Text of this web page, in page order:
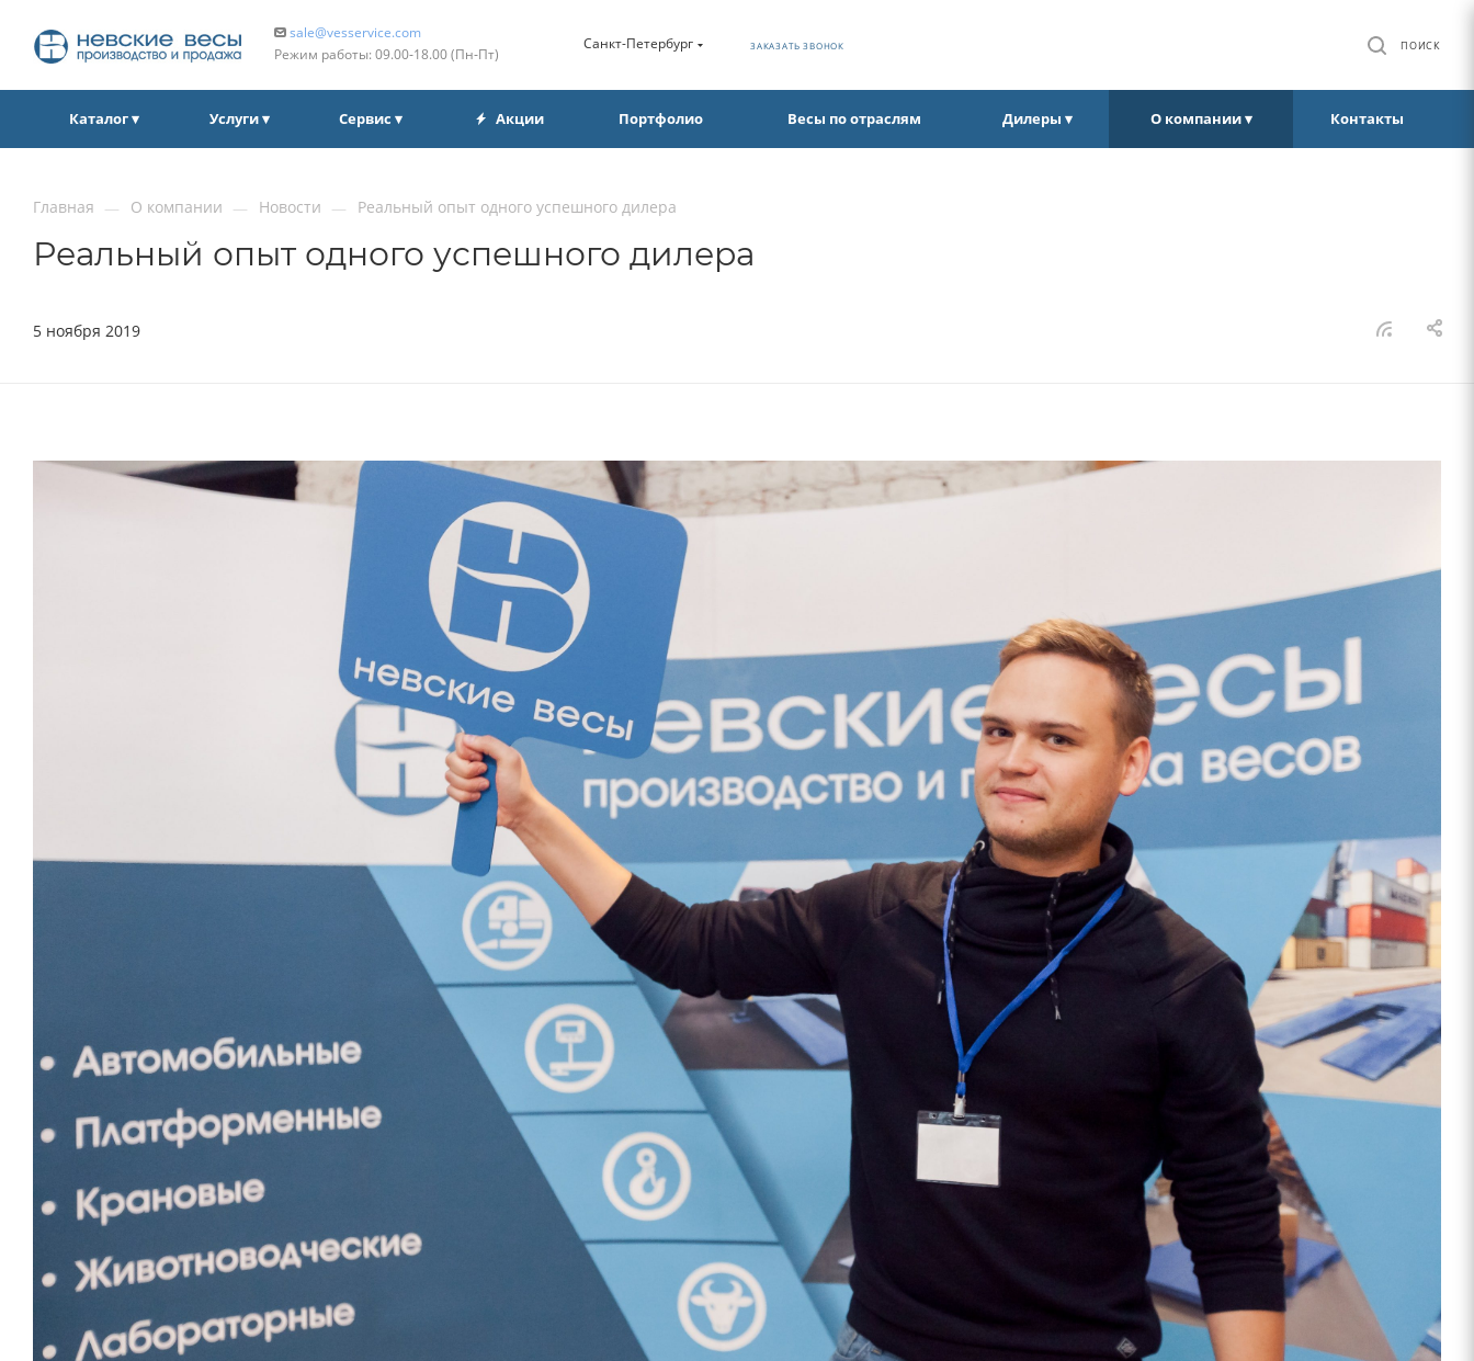
sale@vesservice.com
Режим работы: 09.00‑18.00 (Пн‑Пт)
Санкт-Петербург ЗАКАЗАТЬ ЗВОНОК ПОИСК
Каталог ▾ Услуги ▾ Сервис ▾ Акции Портфолио Весы по отраслям Дилеры ▾ О компании ▾ Контакты
Главная — О компании — Новости — Реальный опыт одного успешного дилера
Реальный опыт одного успешного дилера
5 ноября 2019